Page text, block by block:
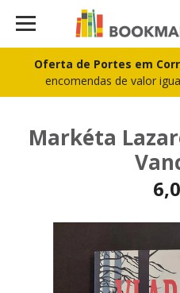
Oferta de Portes em
encomendas de valor
Markéta